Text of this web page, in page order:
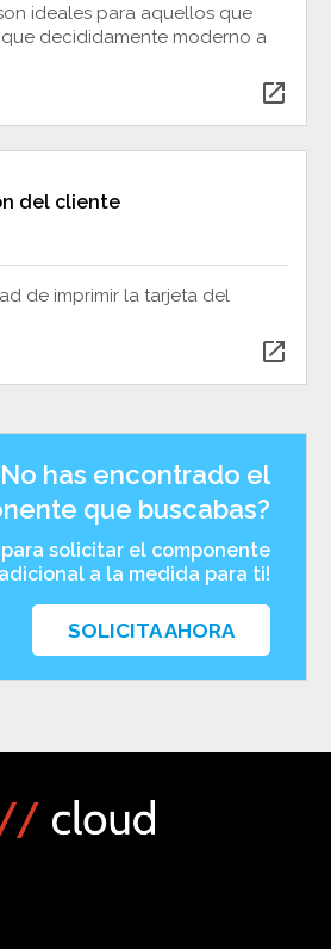
ideales para aquellos que
decididamente moderno a
open_in_new
del cliente
de imprimir la tarjeta del
open_in_new
No has encontrado el
que buscabas?
para solicitar el componente
adicional a la medida para ti!
SOLICITA AHORA